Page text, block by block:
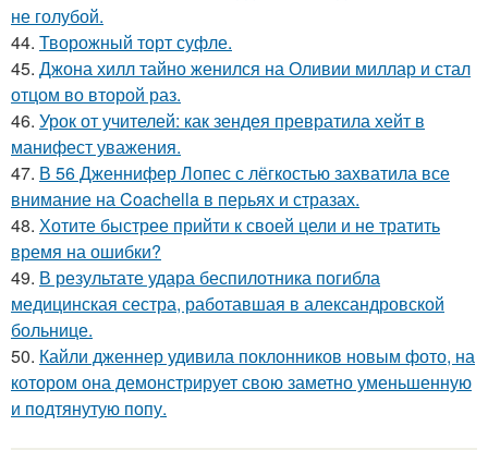
не голубой.
44. Творожный торт суфле.
45. Джона хилл тайно женился на Оливии миллар и стал
отцом во второй раз.
46. Урок от учителей: как зендея превратила хейт в
манифест уважения.
47. В 56 Дженнифер Лопес с лёгкостью захватила все
внимание на Coachella в перьях и стразах.
48. Хотите быстрее прийти к своей цели и не тратить
время на ошибки?
49. В результате удара беспилотника погибла
медицинская сестра, работавшая в александровской
больнице.
50. Кайли дженнер удивила поклонников новым фото, на
котором она демонстрирует свою заметно уменьшенную
и подтянутую попу.